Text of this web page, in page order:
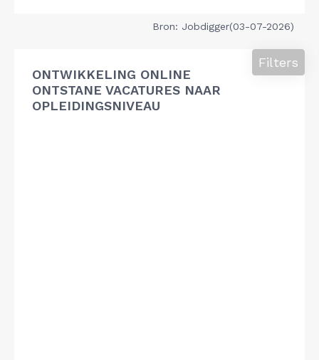
Bron: Jobdigger(03-07-2026)
ONTWIKKELING ONLINE
ONTSTANE VACATURES NAAR
OPLEIDINGSNIVEAU
Filters